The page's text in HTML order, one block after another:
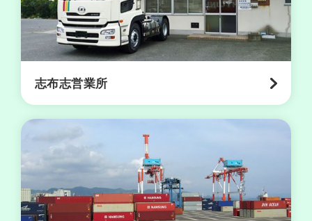
採
用
報
お
問
合
せ
営
お
サ
プ
志布志営業所